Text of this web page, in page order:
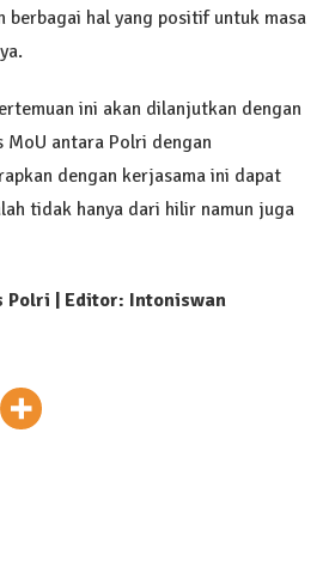
berbagai hal yang positif untuk masa
ini akan dilanjutkan dengan
MoU antara Polri dengan
dengan kerjasama ini dapat
tidak hanya dari hilir namun juga
Polri | Editor: Intoniswan